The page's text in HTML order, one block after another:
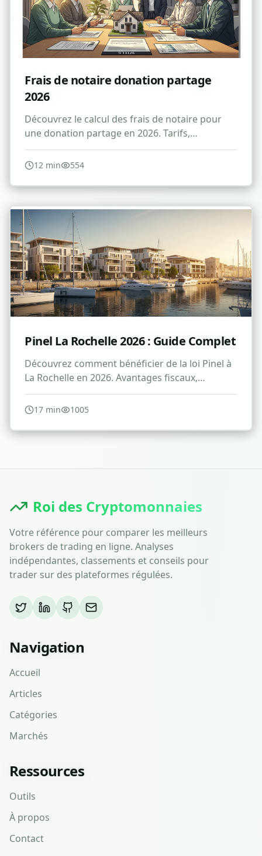
Frais de notaire donation partage
2026
Découvrez le calcul des frais de notaire pour
une donation partage en 2026. Tarifs,
réductions et conseils pour optimiser vos
droits.
12 min 554
Pinel La Rochelle 2026 : Guide Complet
Découvrez comment bénéficier de la loi Pinel à
La Rochelle en 2026. Avantages fiscaux,
conditions et stratégies d'investissement
immobilier.
17 min 1005
Roi des Cryptomonnaies
Votre référence pour comparer les meilleurs
brokers de trading en ligne. Analyses
indépendantes, classements et conseils pour
trader sur des plateformes régulées.
Navigation
Accueil
Articles
Catégories
Marchés
Ressources
Outils
À propos
Contact